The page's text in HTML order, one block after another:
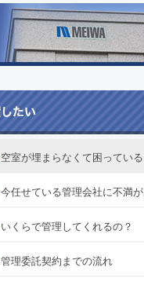
空室が埋まらなくて困っている
今任せている管理会社に不満
いくらで管理してくれるの？
管理委託契約までの流れ